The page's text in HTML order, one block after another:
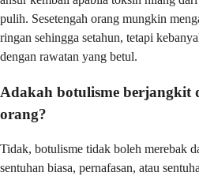
pulih. Sesetengah orang mungkin
ringan sehingga setahun, tetapi
dengan rawatan yang betul.
Adakah botulisme berjangkit
orang?
Tidak, botulisme tidak boleh merebak
sentuhan biasa, pernafasan, atau